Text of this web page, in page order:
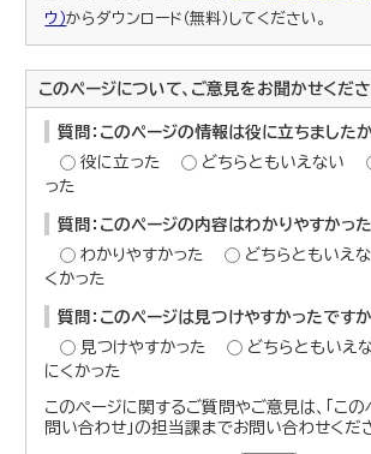
ウ）からダウンロード（無料）してください。
このページについて、ご意見をお聞かせくだ
質問：このページの情報は役に立ちました
役に立った
どちらともいえない
った
質問：このページの内容はわかりやすかっ
わかりやすかった
どちらともいえ
くかった
質問：このページは見つけやすかったです
見つけやすかった
どちらともいえ
にくかった
このページに関するご質問やご意見は、「こ
問い合わせ」の担当課までお問い合わせくだ